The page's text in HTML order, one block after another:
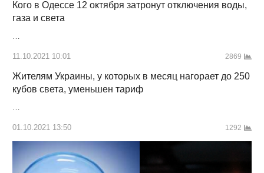
Кого в Одессе 12 октября затронут отключения воды,
газа и света
…
11.10.2021 10:01 2869
Жителям Украины, у которых в месяц нагорает до 250
кубов света, уменьшен тариф
…
01.10.2021 13:50 1292